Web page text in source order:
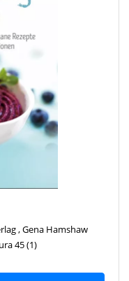
, Gena Hamshaw
45(1)